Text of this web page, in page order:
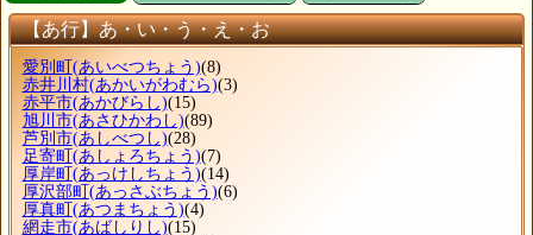
【あ行】あ・い・う・え・お
愛別町 (あいべつちょう)(8)
赤井川村(あかいがわむら)(3)
赤平市(あかびらし)(15)
旭川市(あさひかわし)(89)
芦別市(あしべつし)(28)
足寄町 (あしょろちょう)(7)
厚岸町 (あっけしちょう)(14)
厚沢部町 (あっさぶちょう)(6)
厚真町 (あつまちょう)(4)
網走市(あばしりし)(15)